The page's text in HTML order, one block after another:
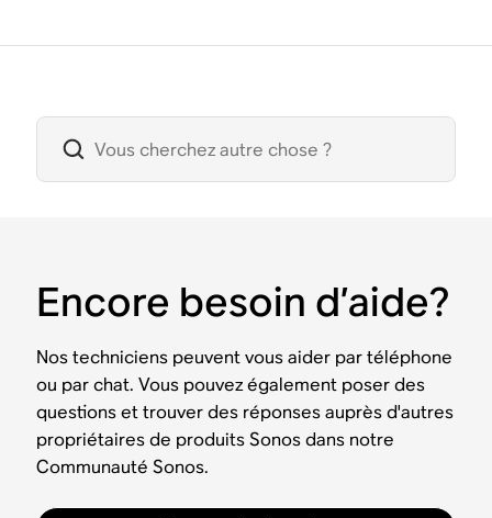
Encore besoin d’aide?
Nos techniciens peuvent vous aider par téléphone
ou par chat. Vous pouvez également poser des
questions et trouver des réponses auprès d'autres
propriétaires de produits Sonos dans notre
Communauté Sonos.